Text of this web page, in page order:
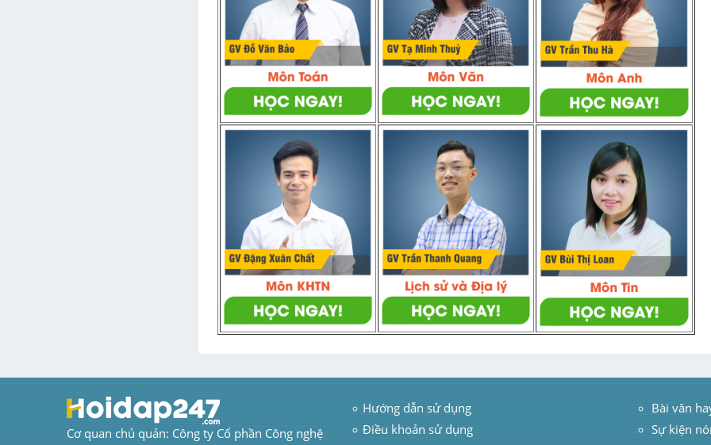
Cơ quan chủ quản: Công ty Cổ phần Công nghệ
Hướng dẫn sử dụng
Điều khoản sử dụng
Bài văn
Sự kiện